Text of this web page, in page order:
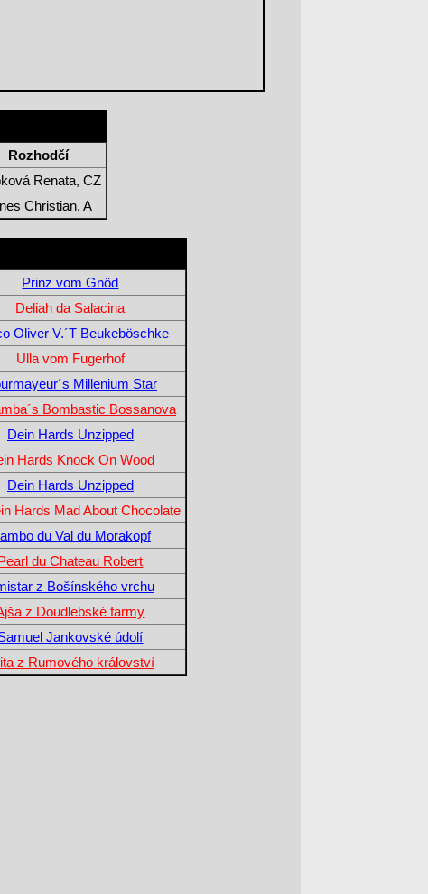
Rozhodčí
Renata, CZ
Christian, A
Prinz vom Gnöd
Deliah da Salacina
Oliver V.´T Beukeböschke
Ulla vom Fugerhof
Millenium Star
Bombastic Bossanova
Dein Hards Unzipped
Hards Knock On Wood
Dein Hards Unzipped
Hards Mad About Chocolate
du Val du Morakopf
du Chateau Robert
z Bošínského vrchu
z Doudlebské farmy
Jankovské údolí
z Rumového království